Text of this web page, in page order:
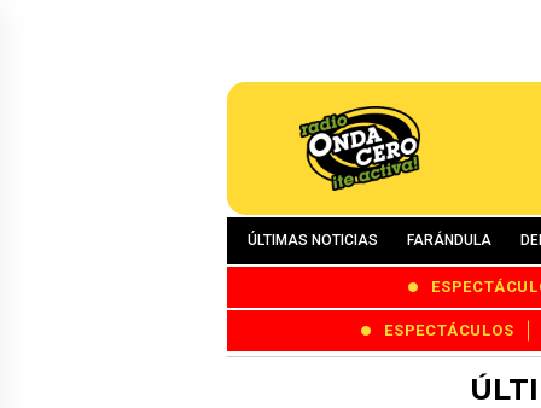
ÚLTIMAS NOTICIAS FARÁNDULA
ESPECTÁCULOS